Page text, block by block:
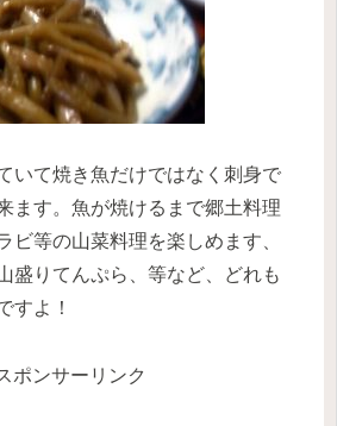
いて焼き魚だけではなく刺身で
ます。魚が焼けるまで郷土料理
ビ等の山菜料理を楽しめます、
盛りてんぷら、等など、
どれも
すよ！
ポンサーリンク